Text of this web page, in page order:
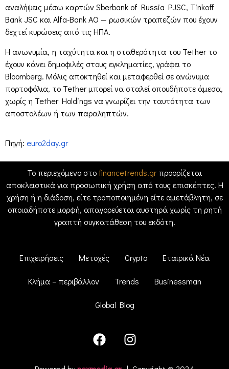
αναλήψεις μέσω καρτών Sberbank of Russia PJSC, Tinkoff
Bank JSC και Alfa-Bank AO — ρωσικών τραπεζών που έχουν
δεχτεί κυρώσεις από τις ΗΠΑ.
Η ανωνυμία, η ταχύτητα και η σταθερότητα του Tether το
έχουν κάνει δημοφιλές στους εγκληματίες, γράφει το
Bloomberg. Μόλις αποκτηθεί και μεταφερθεί σε ανώνυμα
πορτοφόλια, το Tether μπορεί να σταλεί οπουδήποτε άμεσα,
χωρίς η Tether Holdings να γνωρίζει την ταυτότητα των
αποστολέων ή των παραληπτών.
Πηγή: euro2day.gr
Το περιεχόμενο στο financetrends.grπροορίζεται
αποκλειστικά για προσωπική χρήση από τους επισκέπτες. Η
χρήση ή η διάδοση, είτε τροποποιημένη είτε αμετάβλητη, σε
οποιαδήποτε μορφή, απαγορεύεται αυστηρά χωρίς τη ρητή
γραπτή συγκατάθεση του εκδότη.
Επιχειρήσεις Μετοχές Crypto Εταιρικά Νέα
Κλήμα – περιβάλλον Trends Businessman
Global Blog